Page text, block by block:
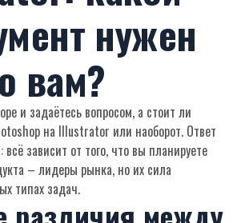
нужен
вам?
и задаётесь вопросом, а стоит ли
на Illustrator или наоборот. Ответ
зависит от того, что вы планируете
– лидеры рынка, но их сила
типах задач.